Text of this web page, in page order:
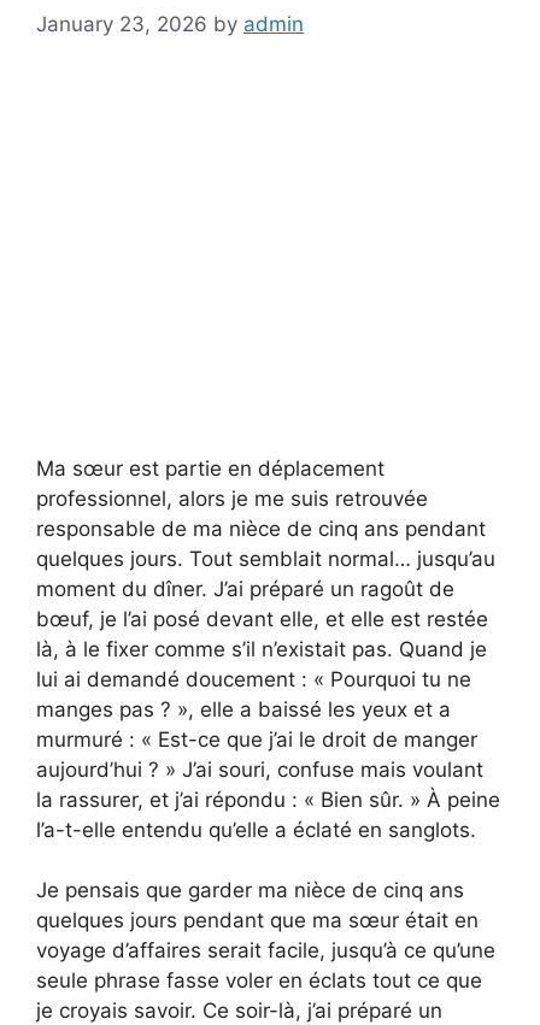
January 23, 2026 by admin
Ma sœur est partie en déplacement
professionnel, alors je me suis retrouvée
responsable de ma nièce de cinq ans pendant
quelques jours. Tout semblait normal… jusqu’au
moment du dîner. J’ai préparé un ragoût de
bœuf, je l’ai posé devant elle, et elle est restée
là, à le fixer comme s’il n’existait pas. Quand je
lui ai demandé doucement : « Pourquoi tu ne
manges pas ? », elle a baissé les yeux et a
murmuré : « Est-ce que j’ai le droit de manger
aujourd’hui ? » J’ai souri, confuse mais voulant
la rassurer, et j’ai répondu : « Bien sûr. » À peine
l’a-t-elle entendu qu’elle a éclaté en sanglots.
Je pensais que garder ma nièce de cinq ans
quelques jours pendant que ma sœur était en
voyage d’affaires serait facile, jusqu’à ce qu’une
seule phrase fasse voler en éclats tout ce que
je croyais savoir. Ce soir-là, j’ai préparé un